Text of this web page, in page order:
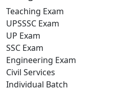
Teaching Exam
UPSSSC Exam
UP Exam
SSC Exam
Engineering Exam
Civil Services
Individual Batch